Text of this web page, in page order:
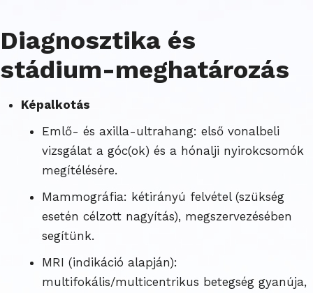
Diagnosztika és
stádium-meghatározás
Képalkotás
Emlő- és axilla-ultrahang: első vonalbeli
vizsgálat a góc(ok) és a hónalji nyirokcsomók
megítélésére.
Mammográfia: kétirányú felvétel (szükség
esetén célzott nagyítás), megszervezésében
segítünk.
MRI (indikáció alapján):
multifokális/multicentrikus betegség gyanúja,